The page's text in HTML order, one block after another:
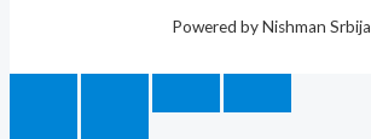
Powered by Nishman Srbija